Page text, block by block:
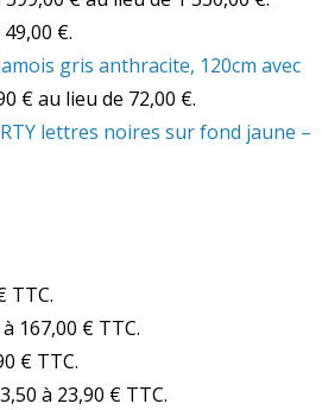
€.
gris anthracite, 120cm avec
€ au lieu de 72,00 €.
lettres noires sur fond jaune –
TTC.
167,00 € TTC.
€ TTC.
à 23,90 € TTC.